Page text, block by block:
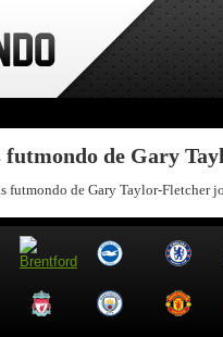
futmondo de Gary
futmondo de Gary Taylor-Fletcher